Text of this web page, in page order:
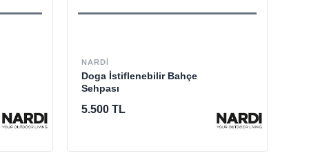
NARDI
Doga İstiflenebilir Bahçe
Sehpası
5.500 TL